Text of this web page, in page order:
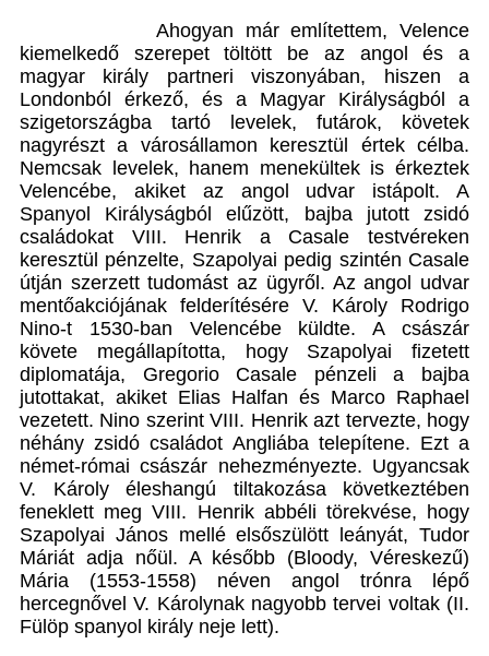
Ahogyan már említettem, Velence
kiemelkedő szerepet töltött be az angol és a
magyar király partneri viszonyában, hiszen a
Londonból érkező, és a Magyar Királyságból a
szigetországba tartó levelek, futárok, követek
nagyrészt a városállamon keresztül értek célba.
Nemcsak levelek, hanem menekültek is érkeztek
Velencébe, akiket az angol udvar istápolt. A
Spanyol Királyságból elűzött, bajba jutott zsidó
családokat VIII. Henrik a Casale testvéreken
keresztül pénzelte, Szapolyai pedig szintén Casale
útján szerzett tudomást az ügyről. Az angol udvar
mentőakciójának felderítésére V. Károly Rodrigo
Nino-t 1530-ban Velencébe küldte. A császár
követe megállapította, hogy Szapolyai fizetett
diplomatája, Gregorio Casale pénzeli a bajba
jutottakat, akiket Elias Halfan és Marco Raphael
vezetett. Nino szerint VIII. Henrik azt tervezte, hogy
néhány zsidó családot Angliába telepítene. Ezt a
német-római császár nehezményezte. Ugyancsak
V. Károly éleshangú tiltakozása következtében
feneklett meg VIII. Henrik abbéli törekvése, hogy
Szapolyai János mellé elsőszülött leányát, Tudor
Máriát adja nőül. A később (Bloody, Véreskezű)
Mária (1553-1558) néven angol trónra lépő
hercegnővel V. Károlynak nagyobb tervei voltak (II.
Fülöp spanyol király neje lett).